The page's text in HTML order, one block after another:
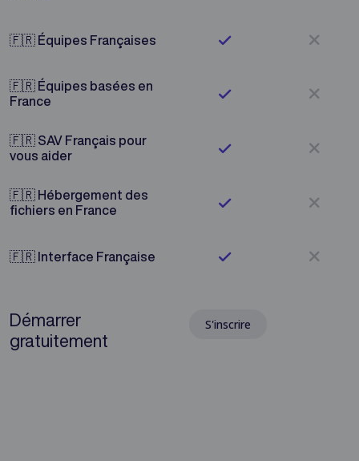
🇫🇷 Équipes Françaises Peachie oui non
🇫🇷 Équipes basées en
France
Peachie oui non
🇫🇷 SAV Français pour
vous aider
Peachie oui non
🇫🇷 Hébergement des
fichiers en France
Peachie oui non
🇫🇷 Interface Française Peachie oui non
Démarrer
gratuitement
S'inscrire